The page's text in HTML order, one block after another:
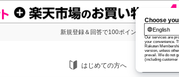
新規登録＆回答で100ポイント!
はじめての方へ